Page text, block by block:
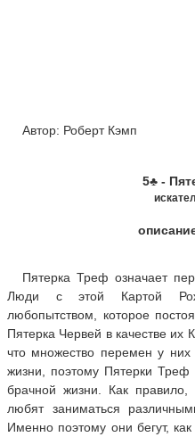
Автор: Роберт Кэмп
5♣ -
Пятерка Треф означает
Люди с этой Картой
любопытством, которое
Пятерка Червей в качестве их
что множество перемен у
жизни, поэтому Пятерки
брачной жизни. Как
любят заниматься
Именно поэтому они бегут,